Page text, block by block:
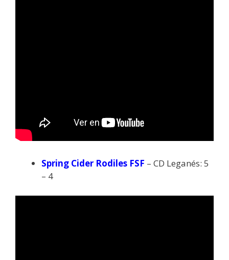
Spring Cider Rodiles FSF – CD Leganés: 5
– 4